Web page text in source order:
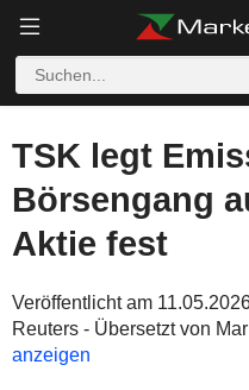
TSK legt
Börsengang
Aktie fest
Veröffentlicht am
Reuters - Übersetzt von
anzeigen